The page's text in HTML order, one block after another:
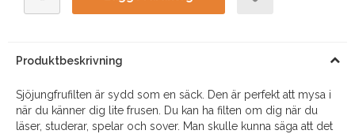
Produktbeskrivning
Sjöjungfrufilten är sydd som en säck. Den är perfekt att mysa i
när du känner dig lite frusen. Du kan ha filten om dig när du
läser, studerar, spelar och sover. Man skulle kunna säga att det